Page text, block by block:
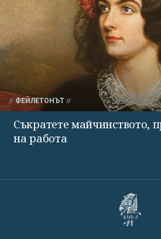
ФЕЙЛЕТОНЪТ
Съкратете майчинството,
на работа